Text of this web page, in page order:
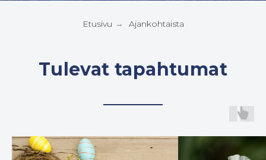
Etusivu → Ajankohtaista
Tulevat tapahtumat